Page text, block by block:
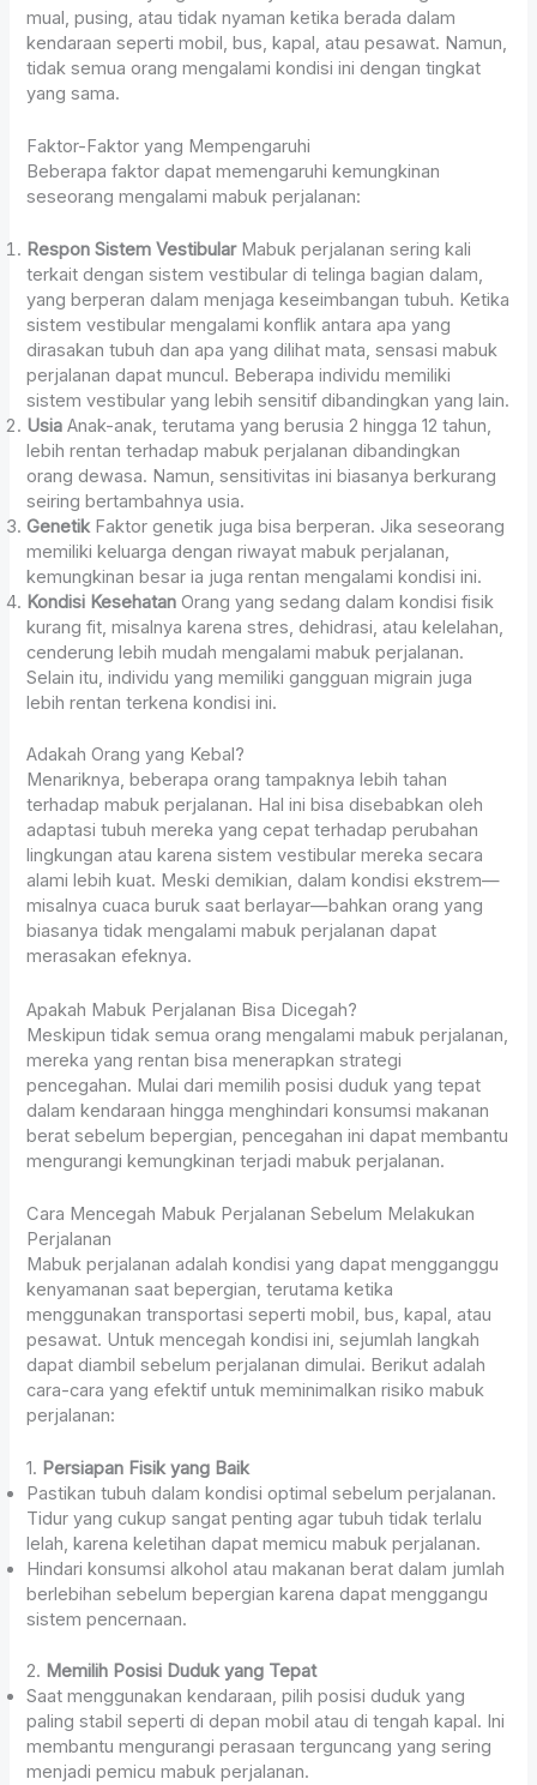
mual, pusing, atau tidak nyaman ketika berada dalam
kendaraan seperti mobil, bus, kapal, atau pesawat. Namun,
tidak semua orang mengalami kondisi ini dengan tingkat
yang sama.
Faktor-Faktor yang Mempengaruhi
Beberapa faktor dapat memengaruhi kemungkinan
seseorang mengalami mabuk perjalanan:
Respon Sistem VestibularMabuk perjalanan sering kali
terkait dengan sistem vestibular di telinga bagian dalam,
yang berperan dalam menjaga keseimbangan tubuh. Ketika
sistem vestibular mengalami konflik antara apa yang
dirasakan tubuh dan apa yang dilihat mata, sensasi mabuk
perjalanan dapat muncul. Beberapa individu memiliki
sistem vestibular yang lebih sensitif dibandingkan yang lain.
Usia Anak-anak, terutama yang berusia 2 hingga 12 tahun,
lebih rentan terhadap mabuk perjalanan dibandingkan
orang dewasa. Namun, sensitivitas ini biasanya berkurang
seiring bertambahnya usia.
GenetikFaktor genetik juga bisa berperan. Jika seseorang
memiliki keluarga dengan riwayat mabuk perjalanan,
kemungkinan besar ia juga rentan mengalami kondisi ini.
Kondisi Kesehatan Orang yang sedang dalam kondisi fisik
kurang fit, misalnya karena stres, dehidrasi, atau kelelahan,
cenderung lebih mudah mengalami mabuk perjalanan.
Selain itu, individu yang memiliki gangguan migrain juga
lebih rentan terkena kondisi ini.
Adakah Orang yang Kebal?
Menariknya, beberapa orang tampaknya lebih tahan
terhadap mabuk perjalanan. Hal ini bisa disebabkan oleh
adaptasi tubuh mereka yang cepat terhadap perubahan
lingkungan atau karena sistem vestibular mereka secara
alami lebih kuat. Meski demikian, dalam kondisi ekstrem—
misalnya cuaca buruk saat berlayar—bahkan orang yang
biasanya tidak mengalami mabuk perjalanan dapat
merasakan efeknya.
Apakah Mabuk Perjalanan Bisa Dicegah?
Meskipun tidak semua orang mengalami mabuk perjalanan,
mereka yang rentan bisa menerapkan strategi
pencegahan. Mulai dari memilih posisi duduk yang tepat
dalam kendaraan hingga menghindari konsumsi makanan
berat sebelum bepergian, pencegahan ini dapat membantu
mengurangi kemungkinan terjadi mabuk perjalanan.
Cara Mencegah Mabuk Perjalanan Sebelum Melakukan
Perjalanan
Mabuk perjalanan adalah kondisi yang dapat mengganggu
kenyamanan saat bepergian, terutama ketika
menggunakan transportasi seperti mobil, bus, kapal, atau
pesawat. Untuk mencegah kondisi ini, sejumlah langkah
dapat diambil sebelum perjalanan dimulai. Berikut adalah
cara-cara yang efektif untuk meminimalkan risiko mabuk
perjalanan:
1. Persiapan Fisik yang Baik
Pastikan tubuh dalam kondisi optimal sebelum perjalanan.
Tidur yang cukup sangat penting agar tubuh tidak terlalu
lelah, karena keletihan dapat memicu mabuk perjalanan.
Hindari konsumsi alkohol atau makanan berat dalam jumlah
berlebihan sebelum bepergian karena dapat menggangu
sistem pencernaan.
2. Memilih Posisi Duduk yang Tepat
Saat menggunakan kendaraan, pilih posisi duduk yang
paling stabil seperti di depan mobil atau di tengah kapal. Ini
membantu mengurangi perasaan terguncang yang sering
menjadi pemicu mabuk perjalanan.